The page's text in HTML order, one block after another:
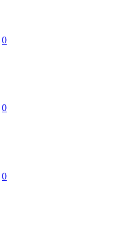
0
0
0